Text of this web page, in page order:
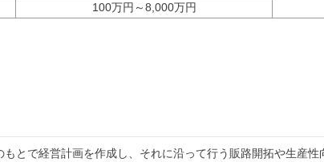
100万円～8,000万円
とで経営計画を作成し、それに沿って行う販路開拓や生産